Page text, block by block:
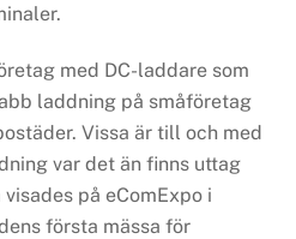
med DC-laddare som
laddning på småföretag
Vissa är till och med
var det än finns uttag
på eComExpo i
första mässa för